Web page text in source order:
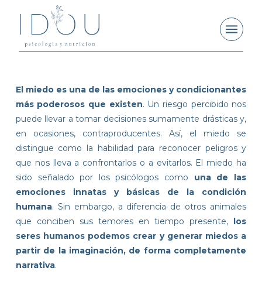
El miedo es una de las emociones y condicionantes
más poderosos que existen. Un riesgo percibido nos
puede llevar a tomar decisiones sumamente drásticas y,
en ocasiones, contraproducentes. Así, el miedo se
distingue como la habilidad para reconocer peligros y
que nos lleva a confrontarlos o a evitarlos. El miedo ha
sido señalado por los psicólogos como una de las
emociones innatas y básicas de la condición
humana. Sin embargo, a diferencia de otros animales
que conciben sus temores en tiempo presente, los
seres humanos podemos crear y generar miedos a
partir de la imaginación, de forma completamente
narrativa.